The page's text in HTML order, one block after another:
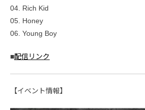
04. Rich Kid
05. Honey
06. Young Boy
■配信リンク
【イベント情報】